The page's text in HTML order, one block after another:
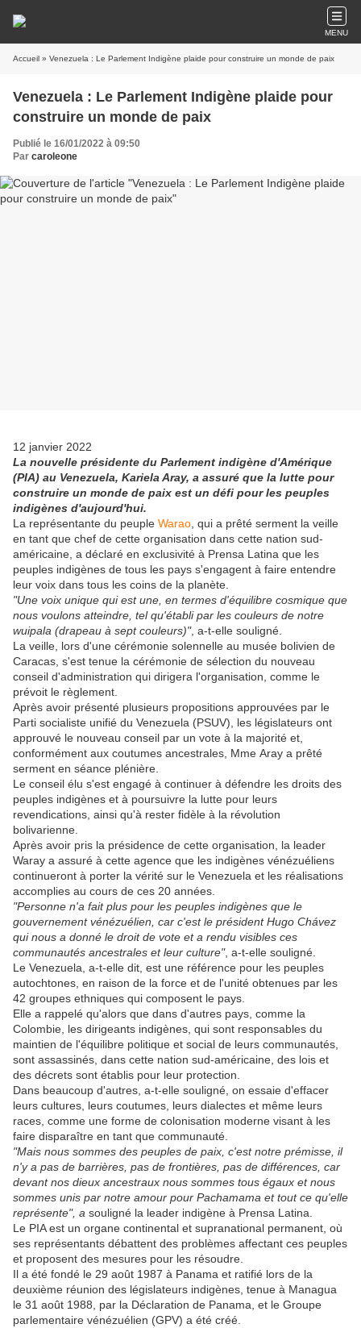
MENU
Accueil » Venezuela : Le Parlement Indigène plaide pour construire un monde de paix
Venezuela : Le Parlement Indigène plaide pour
construire un monde de paix
Publié le 16/01/2022 à 09:50
Par caroleone
12 janvier 2022
La nouvelle présidente du Parlement indigène d'Amérique
(PIA) au Venezuela, Kariela Aray, a assuré que la lutte pour
construire un monde de paix est un défi pour les peuples
indigènes d'aujourd'hui.
La représentante du peuple Warao , qui a prêté serment la veille
en tant que chef de cette organisation dans cette nation sud-
américaine, a déclaré en exclusivité à Prensa Latina que les
peuples indigènes de tous les pays s'engagent à faire entendre
leur voix dans tous les coins de la planète.
"Une voix unique qui est une, en termes d'équilibre cosmique que
nous voulons atteindre, tel qu'établi par les couleurs de notre
wuipala (drapeau à sept couleurs)", a-t-elle souligné.
La veille, lors d'une cérémonie solennelle au musée bolivien de
Caracas, s'est tenue la cérémonie de sélection du nouveau
conseil d'administration qui dirigera l'organisation, comme le
prévoit le règlement.
Après avoir présenté plusieurs propositions approuvées par le
Parti socialiste unifié du Venezuela (PSUV), les législateurs ont
approuvé le nouveau conseil par un vote à la majorité et,
conformément aux coutumes ancestrales, Mme Aray a prêté
serment en séance plénière.
Le conseil élu s'est engagé à continuer à défendre les droits des
peuples indigènes et à poursuivre la lutte pour leurs
revendications, ainsi qu'à rester fidèle à la révolution
bolivarienne.
Après avoir pris la présidence de cette organisation, la leader
Waray a assuré à cette agence que les indigènes vénézuéliens
continueront à porter la vérité sur le Venezuela et les réalisations
accomplies au cours de ces 20 années.
"Personne n'a fait plus pour les peuples indigènes que le
gouvernement vénézuélien, car c'est le président Hugo Chávez
qui nous a donné le droit de vote et a rendu visibles ces
communautés ancestrales et leur culture", a-t-elle souligné.
Le Venezuela, a-t-elle dit, est une référence pour les peuples
autochtones, en raison de la force et de l'unité obtenues par les
42 groupes ethniques qui composent le pays.
Elle a rappelé qu'alors que dans d'autres pays, comme la
Colombie, les dirigeants indigènes, qui sont responsables du
maintien de l'équilibre politique et social de leurs communautés,
sont assassinés, dans cette nation sud-américaine, des lois et
des décrets sont établis pour leur protection.
Dans beaucoup d'autres, a-t-elle souligné, on essaie d'effacer
leurs cultures, leurs coutumes, leurs dialectes et même leurs
races, comme une forme de colonisation moderne visant à les
faire disparaître en tant que communauté.
"Mais nous sommes des peuples de paix, c'est notre prémisse, il
n'y a pas de barrières, pas de frontières, pas de différences, car
devant nos dieux ancestraux nous sommes tous égaux et nous
sommes unis par notre amour pour Pachamama et tout ce qu'elle
représente", a souligné la leader indigène à Prensa Latina.
Le PIA est un organe continental et supranational permanent, où
ses représentants débattent des problèmes affectant ces peuples
et proposent des mesures pour les résoudre.
Il a été fondé le 29 août 1987 à Panama et ratifié lors de la
deuxième réunion des législateurs indigènes, tenue à Managua
le 31 août 1988, par la Déclaration de Panama, et le Groupe
parlementaire vénézuélien (GPV) a été créé.